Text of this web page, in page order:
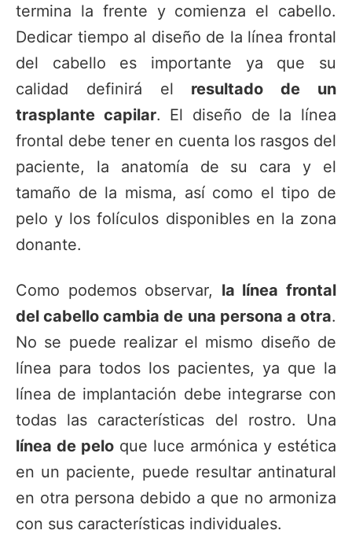
termina la frente y comienza el cabello.
Dedicar tiempo al diseño de la línea frontal
del cabello es importante ya que su
calidad definirá el resultado de un
trasplante capilar. El diseño de la línea
frontal debe tener en cuenta los rasgos del
paciente, la anatomía de su cara y el
tamaño de la misma, así como el tipo de
pelo y los folículos disponibles en la zona
donante.
Como podemos observar, la línea frontal
del cabello cambia de una persona a otra.
No se puede realizar el mismo diseño de
línea para todos los pacientes, ya que la
línea de implantación debe integrarse con
todas las características del rostro. Una
línea de pelo que luce armónica y estética
en un paciente, puede resultar antinatural
en otra persona debido a que no armoniza
con sus características individuales.